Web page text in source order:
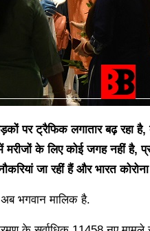
पर ट्रैफिक लगातार बढ़ रहा है,
में मरीजों के लिए कोई जगह नहीं
जा रहीं हैं और भारत
भगवान मालिक है.